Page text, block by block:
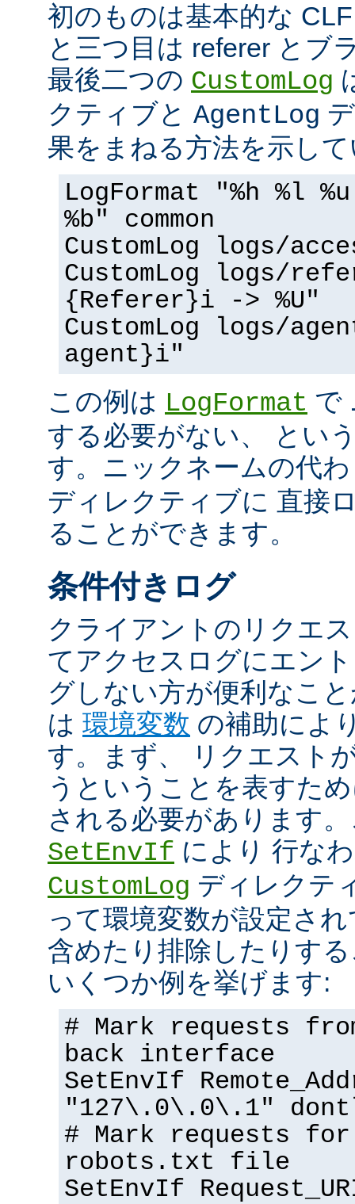
初のものは基本的な
と三つ目は referer とブ
最後二つの CustomLog
クティブと AgentLog
果をまねる方法を示し
LogFormat "%h %l
%b" common
CustomLog logs/
CustomLog logs/
{Referer}i -> %U"
CustomLog logs/
agent}i"
この例は LogFormat で
する必要がない、 とい
す。ニックネームの代
ディレクティブに 直接
ることができます。
条件付きログ
クライアントのリクエ
てアクセスログにエン
グしない方が便利なこ
は 環境変数 の補助によ
す。まず、 リクエスト
うということを表すた
される必要があります
SetEnvIf により 行な
CustomLog ディレクテ
って環境変数が設定さ
含めたり排除したりす
いくつか例を挙げます:
# Mark requests
back interface
SetEnvIf
"127\.0\.0\.1"
# Mark requests
robots.txt file
SetEnvIf